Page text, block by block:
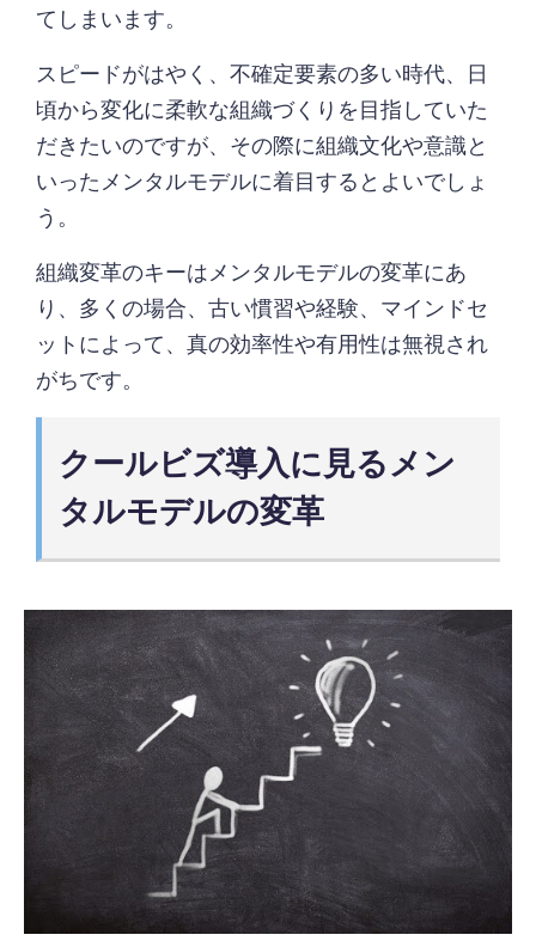
てしまいます。
スピードがはやく、不確定要素の多い時代、日
頃から変化に柔軟な組織づくりを目指していた
だきたいのですが、その際に組織文化や意識と
いったメンタルモデルに着目するとよいでしょ
う。
組織変革のキーはメンタルモデルの変革にあ
り、多くの場合、古い慣習や経験、マインドセ
ットによって、真の効率性や有用性は無視され
がちです。
クールビズ導入に見るメン
タルモデルの変革